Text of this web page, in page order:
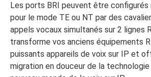
Les ports BRI peuvent être configurés
pour le mode TE ou NT par des
appels vocaux simultanés sur 2 lignes
transforme vos anciens équipements
puissants appareils de voix sur IP et
migration en douceur de la technologie